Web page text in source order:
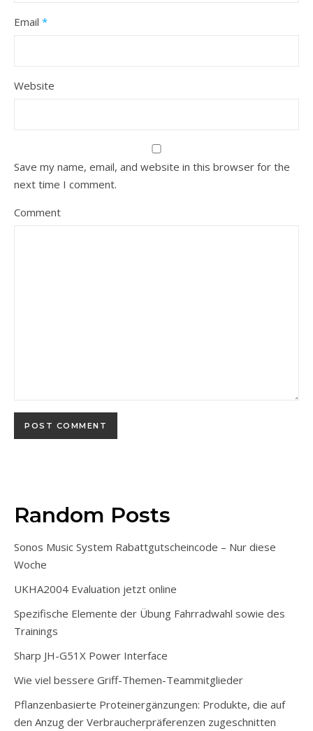
Email *
Website
Save my name, email, and website in this browser for the
next time I comment.
Comment
Random Posts
Sonos Music System Rabattgutscheincode – Nur diese
Woche
UKHA2004 Evaluation jetzt online
Spezifische Elemente der Übung Fahrradwahl sowie des
Trainings
Sharp JH-G51X Power Interface
Wie viel bessere Griff-Themen-Teammitglieder
Pflanzenbasierte Proteinergänzungen: Produkte, die auf
den Anzug der Verbraucherpräferenzen zugeschnitten